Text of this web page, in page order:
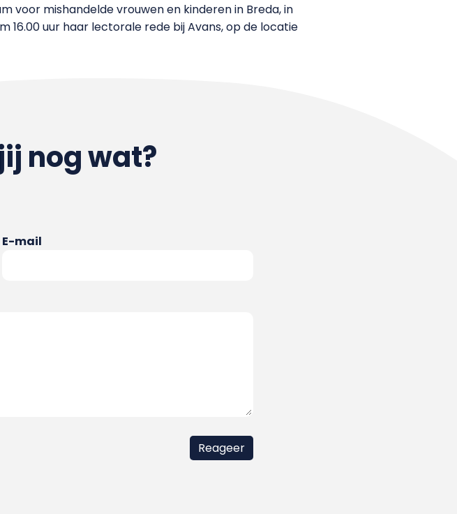
voor mishandelde vrouwen en kinderen in Breda, in
16.00 uur haar lectorale rede bij Avans, op de locatie
nog wat?
E-mail